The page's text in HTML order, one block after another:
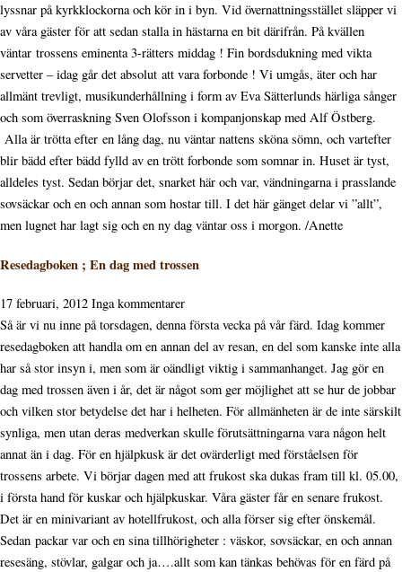
lyssnar på kyrkklockorna och kör in i byn. Vid övernattningsstället släpper vi
av våra gäster för att sedan stalla in hästarna en bit därifrån. På kvällen
väntar trossens eminenta 3-rätters middag ! Fin bordsdukning med vikta
servetter – idag går det absolut att vara forbonde ! Vi umgås, äter och har
allmänt trevligt, musikunderhållning i form av Eva Sätterlunds härliga sånger
och som överraskning Sven Olofsson i kompanjonskap med Alf Östberg.
Alla är trötta efter en lång dag, nu väntar nattens sköna sömn, och vartefter
blir bädd efter bädd fylld av en trött forbonde som somnar in. Huset är tyst,
alldeles tyst. Sedan börjar det, snarket här och var, vändningarna i prasslande
sovsäckar och en och annan som hostar till. I det här gänget delar vi ”allt”,
men lugnet har lagt sig och en ny dag väntar oss i morgon. /Anette
Resedagboken ; En dag med trossen
17 februari, 2012 Inga kommentarer
Så är vi nu inne på torsdagen, denna första vecka på vår färd. Idag kommer
resedagboken att handla om en annan del av resan, en del som kanske inte alla
har så stor insyn i, men som är oändligt viktig i sammanhanget. Jag gör en
dag med trossen även i år, det är något som ger möjlighet att se hur de jobbar
och vilken stor betydelse det har i helheten. För allmänheten är de inte särskilt
synliga, men utan deras medverkan skulle förutsättningarna vara någon helt
annat än i dag. För en hjälpkusk är det ovärderligt med förståelsen för
trossens arbete. Vi börjar dagen med att frukost ska dukas fram till kl. 05.00,
i första hand för kuskar och hjälpkuskar. Våra gäster får en senare frukost.
Det är en minivariant av hotellfrukost, och alla förser sig efter önskemål.
Sedan packar var och en sina tillhörigheter : väskor, sovsäckar, en och annan
resesäng, stövlar, galgar och ja….allt som kan tänkas behövas för en färd på